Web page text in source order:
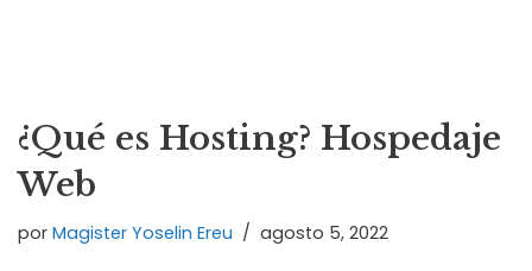
¿Qué es Hosting? Hospedaje
Web
por Magister Yoselin Ereu agosto 5, 2022